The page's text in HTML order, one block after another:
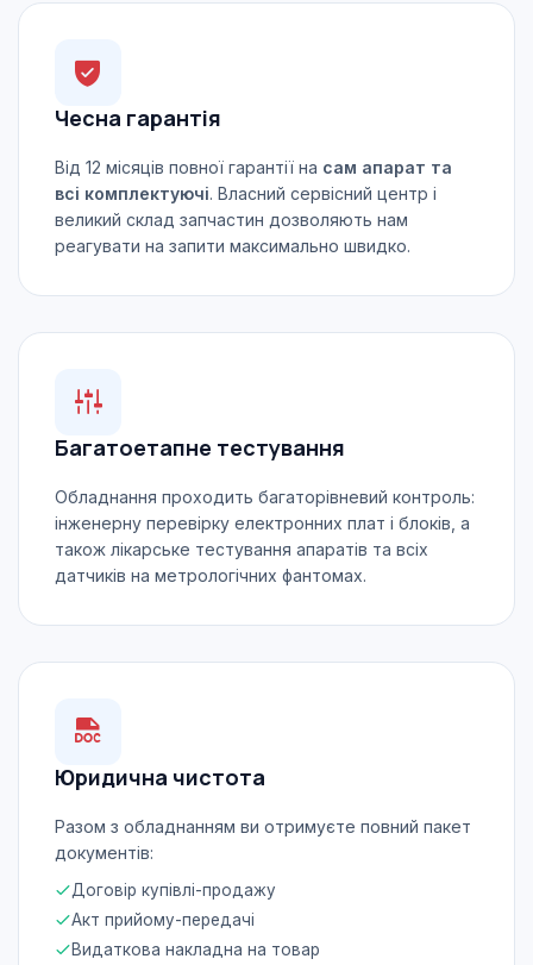
Чесна гарантія
Від 12 місяців повної гарантії на сам апарат та
всі комплектуючі. Власний сервісний центр і
великий склад запчастин дозволяють нам
реагувати на запити максимально швидко.
Багатоетапне тестування
Обладнання проходить багаторівневий контроль:
інженерну перевірку електронних плат і блоків, а
також лікарське тестування апаратів та всіх
датчиків на метрологічних фантомах.
Юридична чистота
Разом з обладнанням ви отримуєте повний пакет
документів:
Договір купівлі-продажу
Акт прийому-передачі
Видаткова накладна на товар